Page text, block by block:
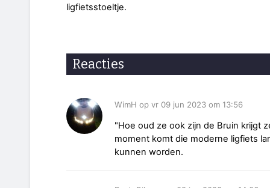
ligfietsstoeltje.
Reacties
WimH op vr 09 jun 2023 om 13:56
"Hoe oud ze ook zijn de Bruin krijgt
moment komt die moderne ligfiets
kunnen worden.